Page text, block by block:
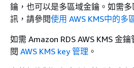
鑰，也可以是多區域金鑰。如需
訊，請參閱使用 AWS KMS中的多
如需 Amazon RDS AWS KMS 金
閱 AWS KMS key 管理 。